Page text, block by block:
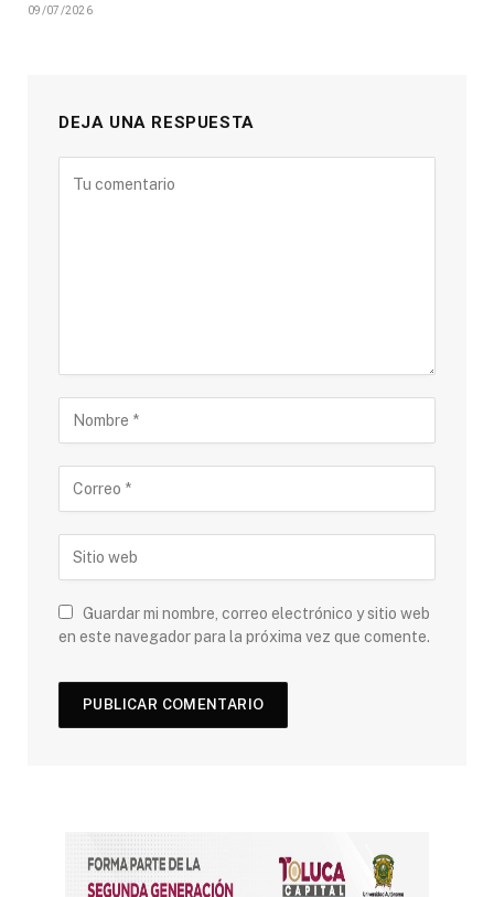
09/07/2026
DEJA UNA RESPUESTA
Guardar mi nombre, correo electrónico y sitio web
en este navegador para la próxima vez que comente.